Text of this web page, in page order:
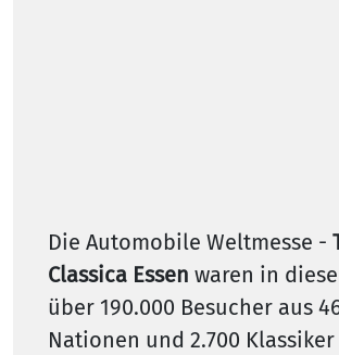
Die Automobile Weltmesse -
Classica Essen waren in
über 190.000 Besucher aus
Nationen und 2.700